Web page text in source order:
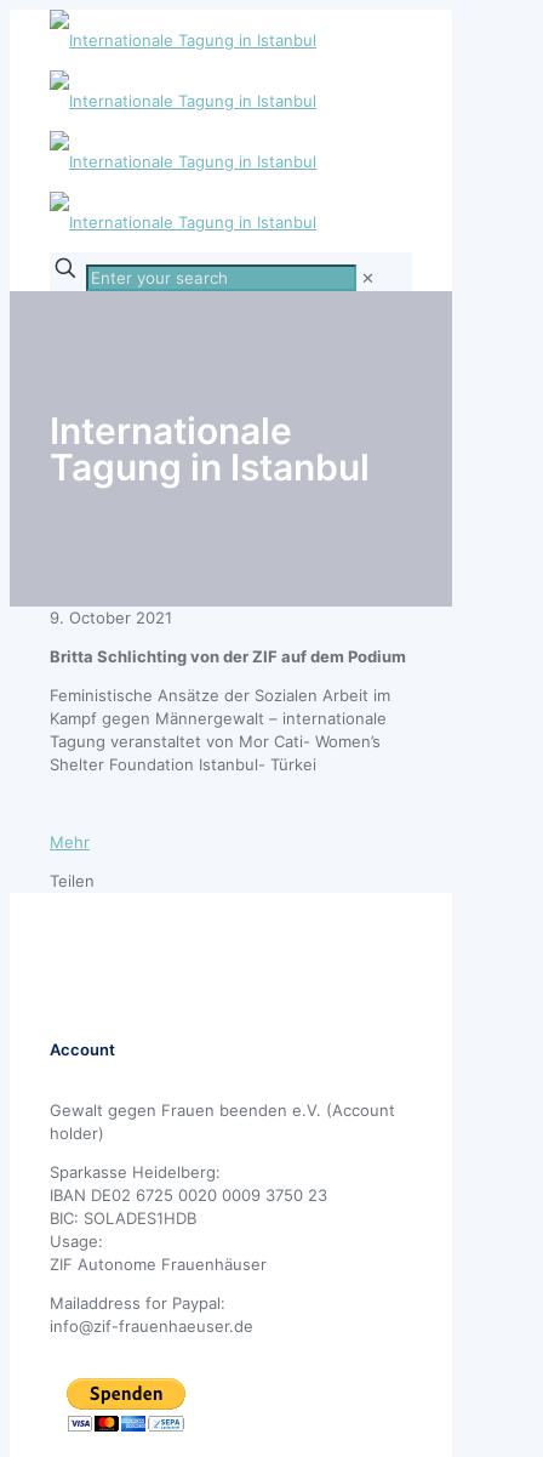
Enter
your
✕
Internationale
Tagung in Istanbul
9. October 2021
Britta Schlichting von der ZIF auf dem Podium
Feministische Ansätze der Sozialen Arbeit im
Kampf gegen Männergewalt – internationale
Tagung veranstaltet von Mor Cati- Women’s
Shelter Foundation Istanbul- Türkei
Mehr
Teilen
Account
Gewalt gegen Frauen beenden e.V. (Account
holder)
Sparkasse Heidelberg:
IBAN DE02 6725 0020 0009 3750 23
BIC: SOLADES1HDB
Usage:
ZIF Autonome Frauenhäuser
Mailaddress for Paypal:
info@zif-frauenhaeuser.de